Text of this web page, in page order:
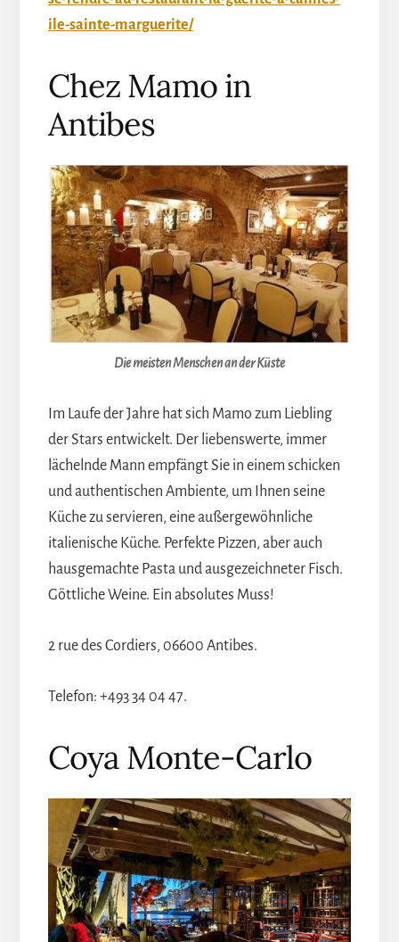
ile-sainte-marguerite/
Chez Mamo in
Antibes
Die meisten Menschen an der Küste
Im Laufe der Jahre hat sich Mamo zum Liebling
der Stars entwickelt. Der liebenswerte, immer
lächelnde Mann empfängt Sie in einem schicken
und authentischen Ambiente, um Ihnen seine
Küche zu servieren, eine außergewöhnliche
italienische Küche. Perfekte Pizzen, aber auch
hausgemachte Pasta und ausgezeichneter Fisch.
Göttliche Weine. Ein absolutes Muss!
2 rue des Cordiers, 06600 Antibes.
Telefon: +493 34 04 47.
Coya Monte-Carlo